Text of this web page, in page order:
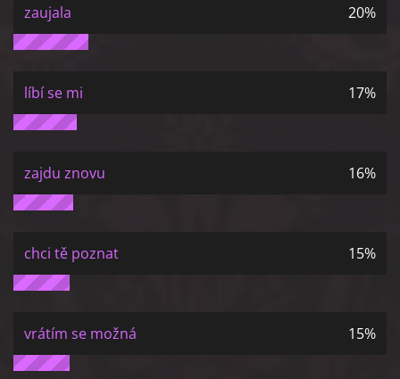
zaujala 20%
líbí se mi 17%
zajdu znovu 16%
chci tě poznat 15%
vrátím se možná 15%